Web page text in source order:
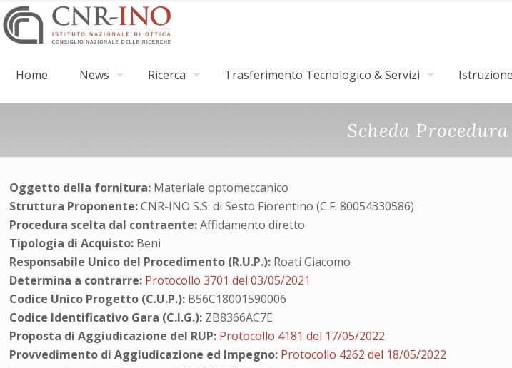
Home News Ricerca Trasferimento Tecnologico & Servizi
Scheda
Oggetto della fornitura: Materiale optomeccanico
Struttura Proponente:CNR-INO S.S. di Sesto Fiorentino (C.F. 80054330586)
Procedura scelta dal contraente:Affidamento diretto
Tipologia di Acquisto: Beni
Responsabile Unico del Procedimento (R.U.P.): Roati Giacomo
Determina a contrarre: Protocollo 3701 del 03/05/2021
Codice Unico Progetto (C.U.P.): B56C18001590006
Codice Identificativo Gara (C.I.G.): ZB8366AC7E
Proposta di Aggiudicazione del RUP: Protocollo 4181 del 17/05/2022
Provvedimento di Aggiudicazione ed Impegno: Protocollo 4262 del 18/05/2022